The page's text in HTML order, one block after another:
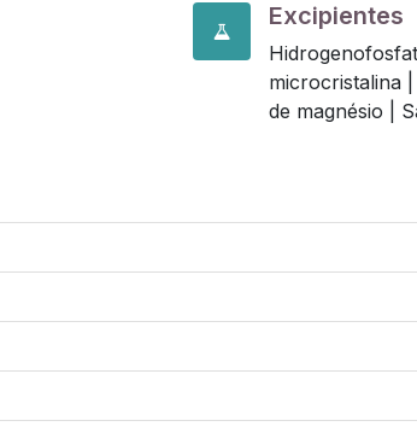
Excipientes
microcristalina |
de magnésio |